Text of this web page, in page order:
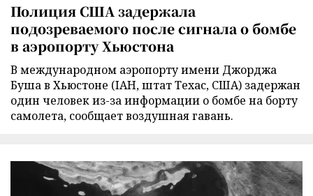
Полиция США задержала
подозреваемого после сигнала о бомбе
в аэропорту Хьюстона
В международном аэропорту имени Джорджа
Буша в Хьюстоне (IAH, штат Техас, США) задержан
один человек из-за информации о бомбе на борту
самолета, сообщает воздушная гавань.